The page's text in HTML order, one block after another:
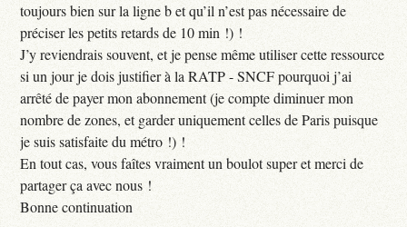
toujours bien sur la ligne b et qu’il n’est pas nécessaire de
préciser les petits retards de 10 min !) !
J’y reviendrais souvent, et je pense même utiliser cette ressource
si un jour je dois justifier à la RATP - SNCF pourquoi j’ai
arrêté de payer mon abonnement (je compte diminuer mon
nombre de zones, et garder uniquement celles de Paris puisque
je suis satisfaite du métro !) !
En tout cas, vous faîtes vraiment un boulot super et merci de
partager ça avec nous !
Bonne continuation